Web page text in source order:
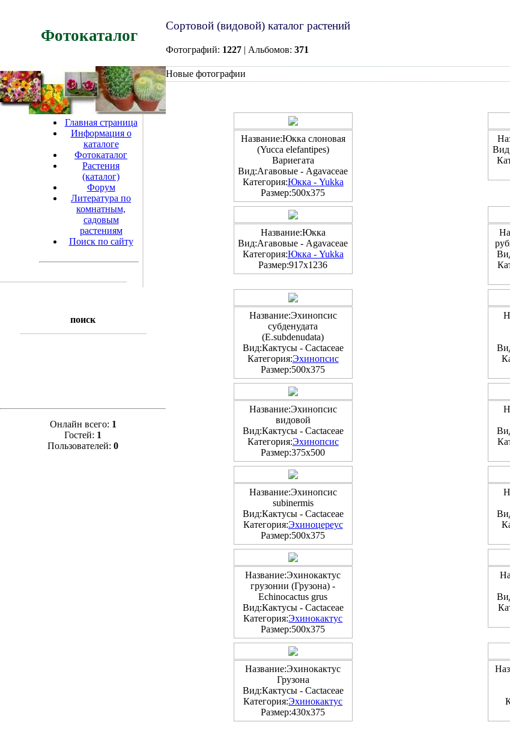
Фотокаталог
Главная страница
Информация о
каталоге
Фотокаталог
Растения
(каталог)
Форум
Литература по
комнатным,
садовым
растениям
Поиск по сайту
поиск
Онлайн всего: 1
Гостей: 1
Пользователей: 0
Сортовой (видовой) каталог растений
Фотографий: 1227 | Альбомов: 371
Новые фотографии
Название:Юкка слоновая
(Yucca elefantipes)
Вариегата
Вид:Агавовые - Agavaceae
Категория:Юкка - Yukka
Размер:500x375
Название:Юкка
Вид:Агавовые - Agavaceae
Категория:Юкка - Yukka
Размер:917x1236
Название:Эхинопсис
субденудата
(E.subdenudata)
Вид:Кактусы - Cactaceae
Категория:Эхинопсис
Размер:500x375
Название:Эхинопсис
видовой
Вид:Кактусы - Cactaceae
Категория:Эхинопсис
Размер:375x500
Название:Эхинопсис
subinermis
Вид:Кактусы - Cactaceae
Категория:Эхиноцереус
Размер:500x375
Название:Эхинокактус
грузонии (Грузона) -
Echinocactus grus
Вид:Кактусы - Cactaceae
Категория:Эхинокактус
Размер:500x375
Название:Эхинокактус
Грузона
Вид:Кактусы - Cactaceae
Категория:Эхинокактус
Размер:430x375